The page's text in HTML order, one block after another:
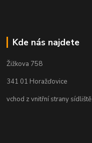
Kde nás najdete
Žižkova 758
341 01 Horažďovice
vchod z vnitřní strany sídliště